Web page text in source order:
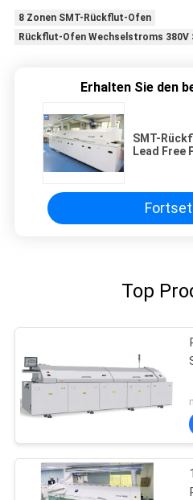
8 Zonen SMT-Rückflut-Ofen
Rückflut-Ofen Wechselstroms 380V
Erhalten Sie den
SMT-
Lead Free
Top